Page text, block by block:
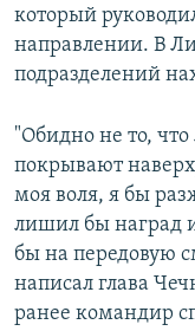
который
направлении. В
подразделений
"Обидно не то, что
покрывают
моя воля, я бы
лишил бы наград
бы на передовую
написал глава
ранее командир